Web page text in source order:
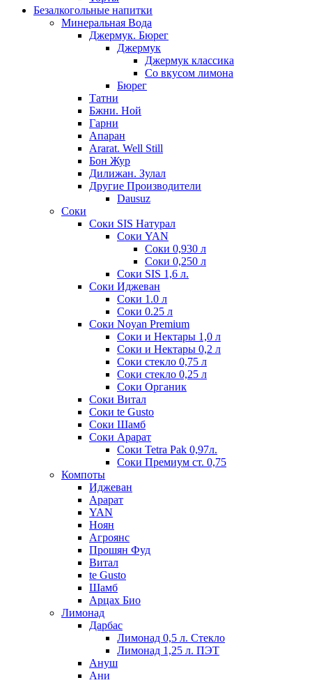
Безалкогольные напитки
Минеральная Вода
Джермук. Бюрег
Джермук
Джермук классика
Со вкусом лимона
Бюрег
Татни
Бжни. Ной
Гарни
Апаран
Ararat. Well Still
Бон Жур
Дилижан. Зулал
Другие Производители
Dausuz
Соки
Соки SIS Натурал
Соки YAN
Соки 0,930 л
Соки 0,250 л
Соки SIS 1,6 л.
Соки Иджеван
Соки 1.0 л
Соки 0.25 л
Соки Noyan Premium
Соки и Нектары 1,0 л
Соки и Нектары 0,2 л
Соки стекло 0,75 л
Соки стекло 0,25 л
Соки Органик
Соки Витал
Соки te Gusto
Соки Шамб
Соки Арарат
Соки Tetra Pak 0,97л.
Соки Премиум ст. 0,75
Компоты
Иджеван
Арарат
YAN
Ноян
Агроянс
Прошян Фуд
Витал
te Gusto
Шамб
Арцах Био
Лимонад
Дарбас
Лимонад 0,5 л. Стекло
Лимонад 1,25 л. ПЭТ
Ануш
Ани